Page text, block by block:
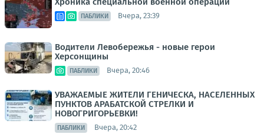
ПАБЛИКИ Вчера, 23:39
Водители Левобережья - новые герои
Херсонщины
ПАБЛИКИ Вчера, 20:46
УВАЖАЕМЫЕ ЖИТЕЛИ ГЕНИЧЕСКА, НАСЕЛЕННЫХ
ПУНКТОВ АРАБАТСКОЙ СТРЕЛКИ И
НОВОГРИГОРЬЕВКИ!
ПАБЛИКИ Вчера, 20:42